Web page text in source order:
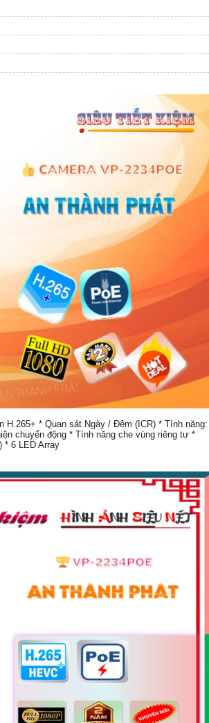
H.265+ * Quan sát Ngày / Đêm (ICR) * Tính năng:
chuyển động * Tính năng che vùng riêng tư *
* 6 LED Array